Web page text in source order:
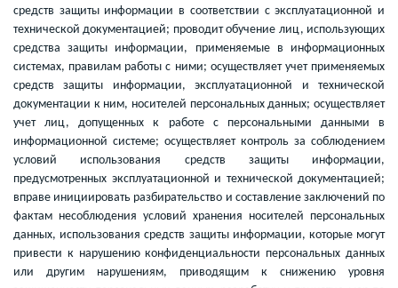
средств защиты информации в соответствии с эксплуатационной и
технической документацией; проводит обучение лиц, использующих
средства защиты информации, применяемые в информационных
системах, правилам работы с ними; осуществляет учет применяемых
средств защиты информации, эксплуатационной и технической
документации к ним, носителей персональных данных; осуществляет
учет лиц, допущенных к работе с персональными данными в
информационной системе; осуществляет контроль за соблюдением
условий использования средств защиты информации,
предусмотренных эксплуатационной и технической документацией;
вправе инициировать разбирательство и составление заключений по
фактам несоблюдения условий хранения носителей персональных
данных, использования средств защиты информации, которые могут
привести к нарушению конфиденциальности персональных данных
или другим нарушениям, приводящим к снижению уровня